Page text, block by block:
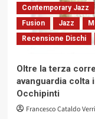
Contemporary Jazz
Fusion
Jazz
Recensione Dischi
Oltre la terza
avanguardia colta
Occhipinti
Francesco Cataldo